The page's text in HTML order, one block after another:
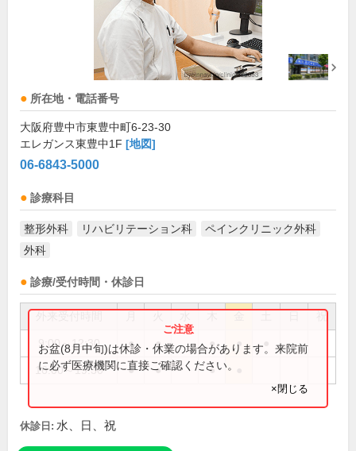
所在地・電話番号
大阪府豊中市東豊中町6-23-30
エレガンス東豊中1F [地図]
06-6843-5000
診療科目
整形外科 リハビリテーション科
ペインクリニック外科
外科
診療/受付時間・休診日
祝
9:00～12:30 ● ● ● ●
16:00～19:30 ● ● ●
お盆(8月中旬)は休診・休業の場合があります。来院前
に必ず医療機関に直接ご確認ください。
×閉じる
休診日: 水、日、祝